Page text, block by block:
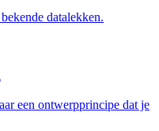
datalekken.
een ontwerpprincipe dat je